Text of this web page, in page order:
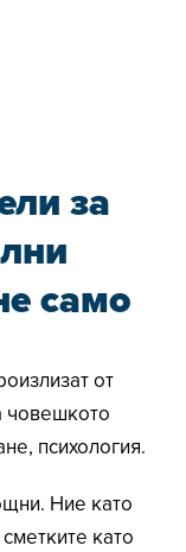
за
само
от
човешкото
психология.
Ние като
като